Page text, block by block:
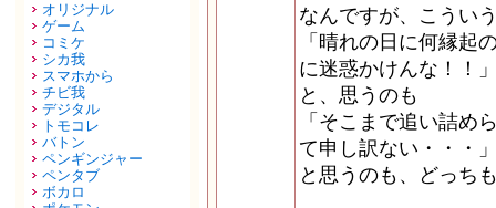
オリジナル
ゲーム
コミケ
シカ我
スマホから
チビ我
デジタル
トモコレ
バトン
ペンギンジャー
ペンタブ
ボカロ
なんですが、こうい
「晴れの日に何縁起
に迷惑かけんな！！
と、思うのも
「そこまで追い詰め
て申し訳ない・・・
と思うのも、どっち